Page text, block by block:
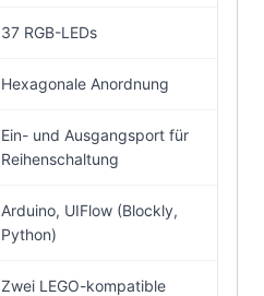
37 RGB-LEDs
Hexagonale Anordnung
Ein- und Ausgangsport für
Reihenschaltung
Arduino, UIFlow (Blockly,
Python)
Zwei LEGO-kompatible